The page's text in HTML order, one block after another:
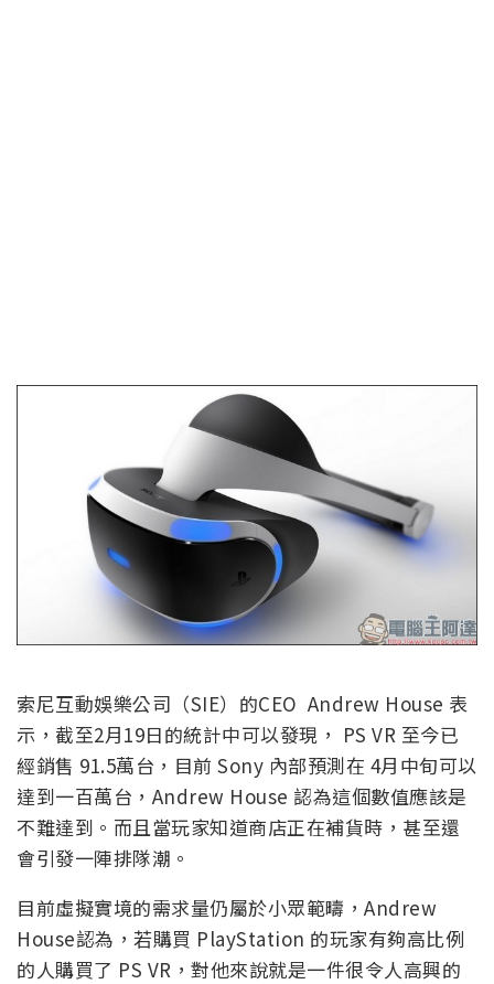
索尼互動娛樂公司（SIE）的CEO Andrew House 表
示，截至2月19日的統計中可以發現， PS VR 至今已
經銷售 91.5萬台，目前 Sony 內部預測在 4月中旬可以
達到一百萬台，Andrew House 認為這個數值應該是
不難達到。而且當玩家知道商店正在補貨時，甚至還
會引發一陣排隊潮。
目前虛擬實境的需求量仍屬於小眾範疇，Andrew
House認為，若購買 PlayStation 的玩家有夠高比例
的人購買了 PS VR，對他來說就是一件很令人高興的